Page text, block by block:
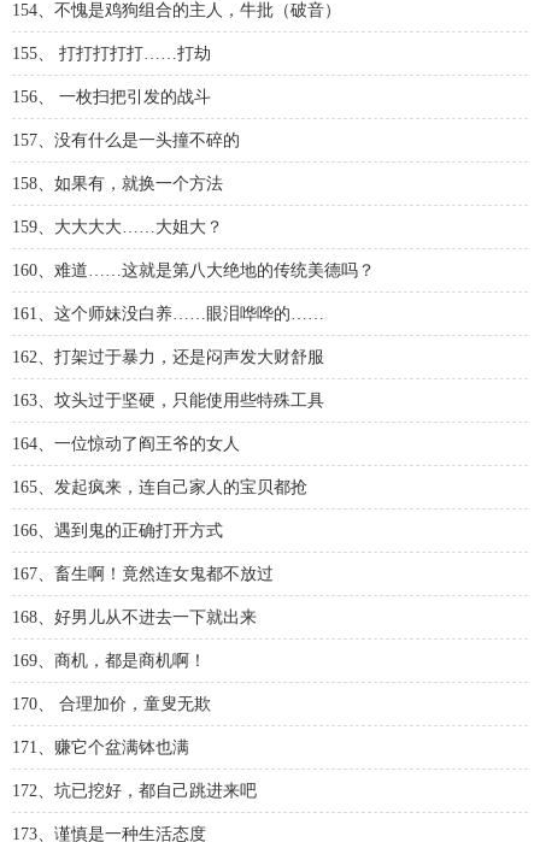
154、不愧是鸡狗组合的主人，牛批（破音）
155、 打打打打打……打劫
156、 一枚扫把引发的战斗
157、没有什么是一头撞不碎的
158、如果有，就换一个方法
159、大大大大……大姐大？
160、难道……这就是第八大绝地的传统美德吗？
161、这个师妹没白养……眼泪哗哗的……
162、打架过于暴力，还是闷声发大财舒服
163、坟头过于坚硬，只能使用些特殊工具
164、一位惊动了阎王爷的女人
165、发起疯来，连自己家人的宝贝都抢
166、遇到鬼的正确打开方式
167、畜生啊！竟然连女鬼都不放过
168、好男儿从不进去一下就出来
169、商机，都是商机啊！
170、 合理加价，童叟无欺
171、赚它个盆满钵也满
172、坑已挖好，都自己跳进来吧
173、谨慎是一种生活态度